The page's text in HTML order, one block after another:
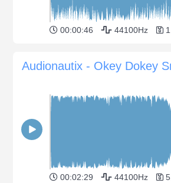
00:00:46 44100Hz
Audionautix - Okey Dokey
00:02:29 44100Hz